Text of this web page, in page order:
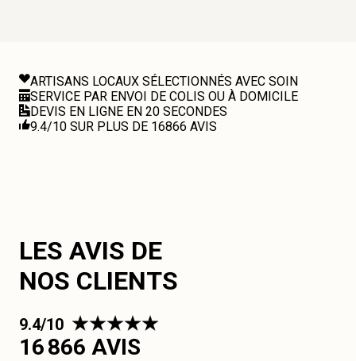
ARTISANS LOCAUX SÉLECTIONNÉS AVEC SOIN
SERVICE PAR ENVOI DE COLIS OU À DOMICILE
DEVIS EN LIGNE EN 20 SECONDES
9.4/10 SUR PLUS DE 16866 AVIS
LES AVIS DE
NOS CLIENTS
9.4/10
16 866 AVIS